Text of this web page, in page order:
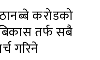
करोडको
तर्फ सबै
गरिने